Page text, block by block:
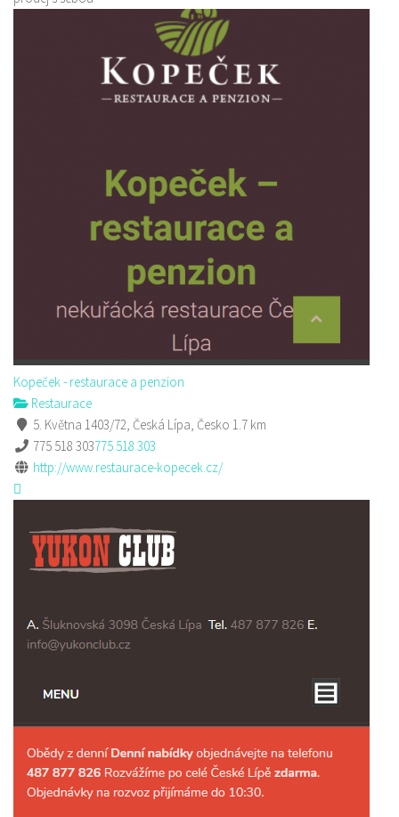
Kopeček - restaurace a penzion
Restaurace
5. Května 1403/72, Česká Lípa, Česko 1.7 km
775 518 303775 518 303
http://www.restaurace-kopecek.cz/